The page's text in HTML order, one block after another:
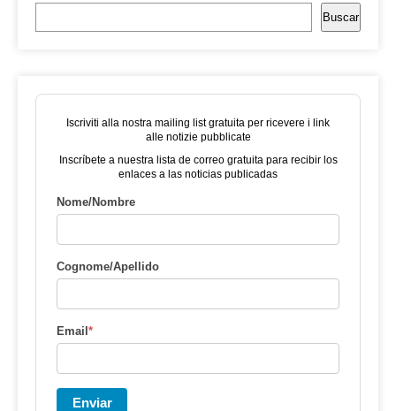
Buscar
Iscriviti alla nostra mailing list gratuita per ricevere i link
alle notizie pubblicate
Inscríbete a nuestra lista de correo gratuita para recibir los
enlaces a las noticias publicadas
Nome/Nombre
Cognome/Apellido
Email*
Enviar